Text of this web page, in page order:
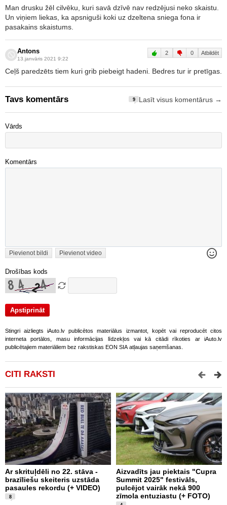
Man drusku žēl cilvēku, kuri savā dzīvē nav redzējusi neko skaistu.
Un viņiem liekas, ka apsniguši koki uz dzeltena sniega fona ir
pasakains skaistums.
Antons
13.janvāris 2021 9:22
2 0 Atbildēt
Ceļš paredzēts tiem kuri grib piebeigt hadeni. Bedres tur ir pretīgas.
Tavs komentārs 9 Lasīt visus komentārus →
Vārds
Komentārs
Pievienot bildi Pievienot video
Drošības kods
Stingri aizliegts iAuto.lv publicētos materiālus izmantot, kopēt vai reproducēt citos
interneta portālos, masu informācijas līdzekļos vai kā citādi rīkoties ar iAuto.lv
publicētajiem materiāliem bez rakstiskas EON SIA atļaujas saņemšanas.
CITI RAKSTI
Ar skrituļdēli no 22. stāva -
brazīliešu skeiteris uzstāda
pasaules rekordu (+ VIDEO)
8
Aizvadīts jau piektais "Cupra
Summit 2025" festivāls,
pulcējot vairāk nekā 900
zīmola entuziastu (+ FOTO)